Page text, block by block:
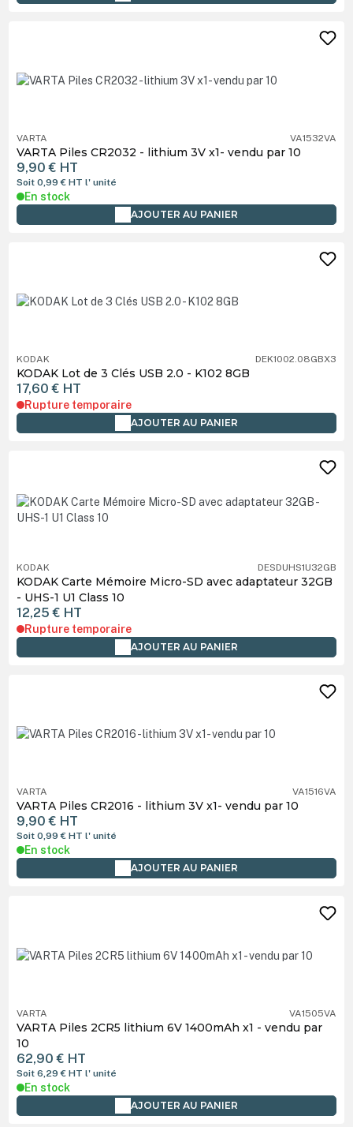
VARTA VA1532VA
VARTA Piles CR2032 - lithium 3V x1- vendu par 10
9,90 € HT
Soit 0,99 €HTl' unité
En stock
AJOUTER AU PANIER
KODAK DEK1002.08GBX3
KODAK Lot de 3 Clés USB 2.0 - K102 8GB
17,60 € HT
Rupture temporaire
AJOUTER AU PANIER
KODAK DESDUHS1U32GB
KODAK Carte Mémoire Micro-SD avec adaptateur 32GB
- UHS-1 U1 Class 10
12,25 € HT
Rupture temporaire
AJOUTER AU PANIER
VARTA VA1516VA
VARTA Piles CR2016 - lithium 3V x1- vendu par 10
9,90 € HT
Soit 0,99 €HTl' unité
En stock
AJOUTER AU PANIER
VARTA VA1505VA
VARTA Piles 2CR5 lithium 6V 1400mAh x1 - vendu par
10
62,90 € HT
Soit 6,29 €HTl' unité
En stock
AJOUTER AU PANIER